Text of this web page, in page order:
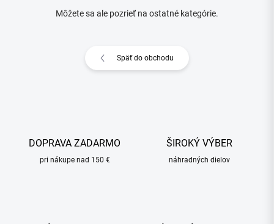
Môžete sa ale pozrieť na ostatné kategórie.
Späť do obchodu
DOPRAVA ZADARMO
pri nákupe nad 150 €
ŠIROKÝ VÝBER
náhradných dielov